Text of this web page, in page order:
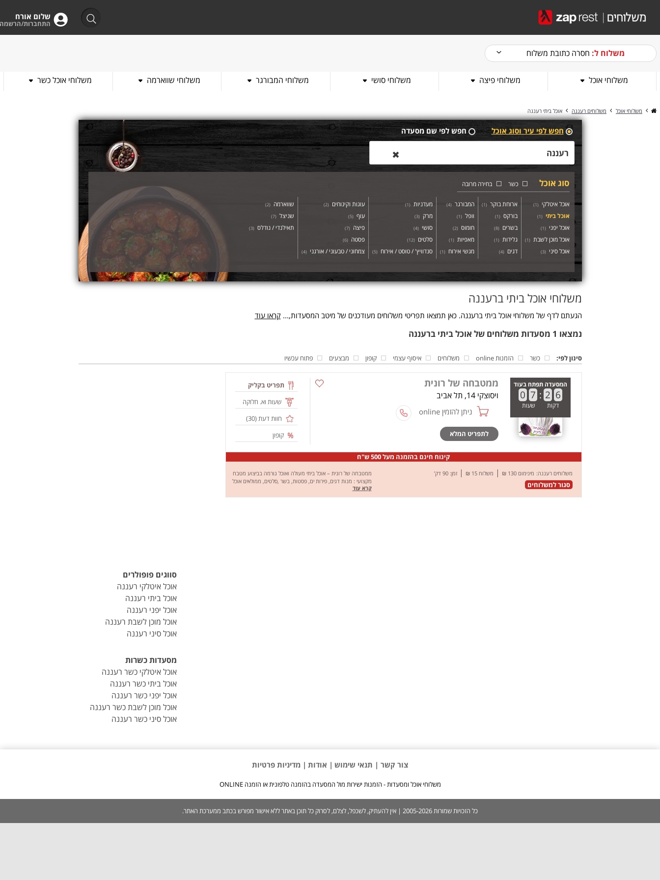
שלום אורח
התחברות/הרשמה
משלוח ל: חסרה כתובת משלוח
משלוחי אוכל משלוחי פיצה משלוחי סושי משלוחי המבורגר משלוחי שווארמה משלוחי אוכל כשר
משלוחי אוכל משלוחים רעננה אוכל ביתי רעננה
חפש לפי עיר וסוג אוכל חפש לפי שם מסעדה
✖
סוג אוכל כשר בחירה מרובה
אוכל איטלקי (
1
)
אוכל ביתי (
1
)
אוכל יפני (
1
)
אוכל מוכן לשבת (
1
)
אוכל סיני (
3
)
ארוחת בוקר (
1
)
בורקס (
1
)
בשרים (
8
)
גלידות (
1
)
דגים (
4
)
המבורגר (
4
)
וופל (
1
)
חומוס (
2
)
מאפיות (
1
)
מגשי אירוח (
1
)
מעדניות (
1
)
מרק (
3
)
סושי (
4
)
סלטים (
12
)
סנדוויץ' / טוסט / אירוח (
5
)
עוגות וקינוחים (
2
)
עוף (
5
)
פיצה (
7
)
פסטה (
6
)
צמחוני / טבעוני / אורגני (
4
)
שווארמה (
2
)
שניצל (
7
)
תאילנדי / נודלס (
3
)
משלוחי אוכל ביתי ברעננה
הגעתם לדף של משלוחי אוכל ביתי ברעננה. כאן תמצאו תפריטי משלוחים מעודכנים של מיטב המסעדות,... קראו עוד
נמצאו 1 מסעדות משלוחים של אוכל ביתי ברעננה
סינון לפי: כשר הזמנות online משלוחים איסוף עצמי קופון מבצעים פתוח עכשיו
המסעדה תפתח בעוד
0 7 : 2 6
דקות שעות
ממטבחה של רונית
ויסוצקי 14, תל אביב
ניתן להזמין online
לתפריט המלא
תפריט בקליק
שעות וא. חלוקה
חוות דעת (30
)
קופון
קינוח חינם בהזמנה מעל 500 ש"ח
משלוחים רעננה: מינימום 130 ₪ | משלוח 15 ₪ | זמן: 90 דק’
סגור למשלוחים
ממטבחה של רונית – אוכל ביתי מעולה ואוכל גורמה בביצוע מטבח
מקצועי : מנות דגים, פירות ים, פסטות, בשר ,סלטים, ממולאים אוכל
ביתי, מרקים יחד עם מנות צמחוניות וטבעוניות. ממטבחה של רונית
היא מסעדה מצוינת המבשלת עבור לקוחותיה מטעמים מובחרים זה
קרא עוד
סווגים פופולרים
אוכל איטלקי רעננה
אוכל ביתי רעננה
אוכל יפני רעננה
אוכל מוכן לשבת רעננה
אוכל סיני רעננה
מסעדות כשרות
אוכל איטלקי כשר רעננה
אוכל ביתי כשר רעננה
אוכל יפני כשר רעננה
אוכל מוכן לשבת כשר רעננה
אוכל סיני כשר רעננה
צור קשר | תנאי שימוש | אודות | מדיניות פרטיות
משלוחי אוכל ומסעדות - הזמנות ישירות מול המסעדה בהזמנה טלפונית או הזמנה ONLINE
כל הזכויות שמורות 2005-2026 | אין להעתיק, לשכפל, לצלם, לסרוק כל תוכן באתר ללא אישור מפורש בכתב ממערכת האתר.